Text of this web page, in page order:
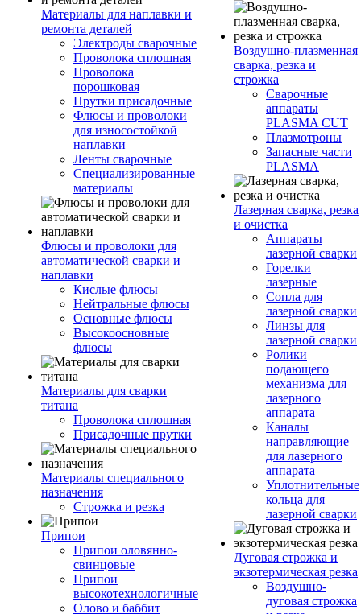
Материалы для наплавки и
ремонта деталей
Электроды сварочные
Проволока сплошная
Проволока
порошковая
Прутки присадочные
Флюсы и проволоки
для износостойкой
наплавки
Ленты сварочные
Специализированные
материалы
Флюсы и проволоки для
автоматической сварки и
наплавки
Кислые флюсы
Нейтральные флюсы
Основные флюсы
Высокоосновные
флюсы
Материалы для сварки
титана
Проволока сплошная
Присадочные прутки
Материалы специального
назначения
Строжка и резка
Припои
Припои оловянно-
свинцовые
Припои
высокотехнологичные
Олово и баббит
Воздушно-плазменная
сварка, резка и
строжка
Сварочные
аппараты
PLASMA CUT
Плазмотроны
Запасные части
PLASMA
Лазерная сварка, резка
и очистка
Аппараты
лазерной сварки
Горелки
лазерные
Сопла для
лазерной сварки
Линзы для
лазерной сварки
Ролики
подающего
механизма для
лазерного
аппарата
Каналы
направляющие
для лазерного
аппарата
Уплотнительные
кольца для
лазерной сварки
Дуговая строжка и
экзотермическая резка
Воздушно-
дуговая строжка